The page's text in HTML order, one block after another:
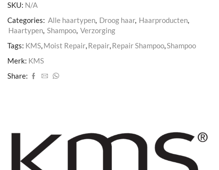
SKU: N/A
Categories: Alle haartypen, Droog haar, Haarproducten,
Haartypen, Shampoo, Verzorging
Tags: KMS,Moist Repair,Repair,Repair Shampoo,Shampoo
Merk: KMS
Share: